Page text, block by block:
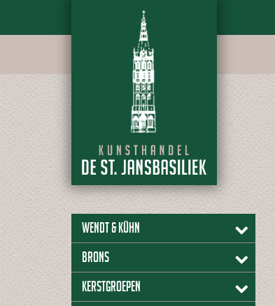
Wendt & Kühn
Brons
Kerstgroepen